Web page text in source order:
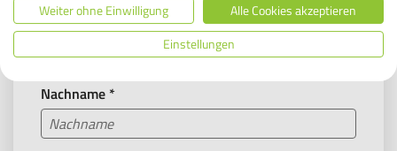
Vorname*
Nachname *
Schon gewusst?
Unser Chatbot Leasing-Lisa ist rund um die Uhr für
Dienstrad-Leasing beantworten.
Weiter ohne Einwilligung
Alle Cookies akzeptieren
Einstellungen